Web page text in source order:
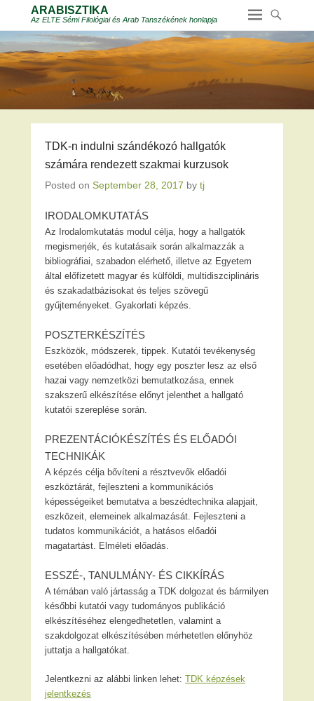
ARABISZTIKA
Az ELTE Sémi Filológiai és Arab Tanszékének honlapja
TDK-n indulni szándékozó hallgatók
számára rendezett szakmai kurzusok
Posted on September 28, 2017 by tj
IRODALOMKUTATÁS
Az Irodalomkutatás modul célja, hogy a hallgatók
megismerjék, és kutatásaik során alkalmazzák a
bibliográfiai, szabadon elérhető, illetve az Egyetem
által előfizetett magyar és külföldi, multidiszciplináris
és szakadatbázisokat és teljes szövegű
gyűjteményeket. Gyakorlati képzés.
POSZTERKÉSZÍTÉS
Eszközök, módszerek, tippek. Kutatói tevékenység
esetében előadódhat, hogy egy poszter lesz az első
hazai vagy nemzetközi bemutatkozása, ennek
szakszerű elkészítése előnyt jelenthet a hallgató
kutatói szereplése során.
PREZENTÁCIÓKÉSZÍTÉS ÉS ELŐADÓI
TECHNIKÁK
A képzés célja bővíteni a résztvevők előadói
eszköztárát, fejleszteni a kommunikációs
képességeiket bemutatva a beszédtechnika alapjait,
eszközeit, elemeinek alkalmazását. Fejleszteni a
tudatos kommunikációt, a hatásos előadói
magatartást. Elméleti előadás.
ESSZÉ-, TANULMÁNY- ÉS CIKKÍRÁS
A témában való jártasság a TDK dolgozat és bármilyen
későbbi kutatói vagy tudományos publikáció
elkészítéséhez elengedhetetlen, valamint a
szakdolgozat elkészítésében mérhetetlen előnyhöz
juttatja a hallgatókat.
Jelentkezni az alábbi linken lehet: TDK képzések
jelentkezés